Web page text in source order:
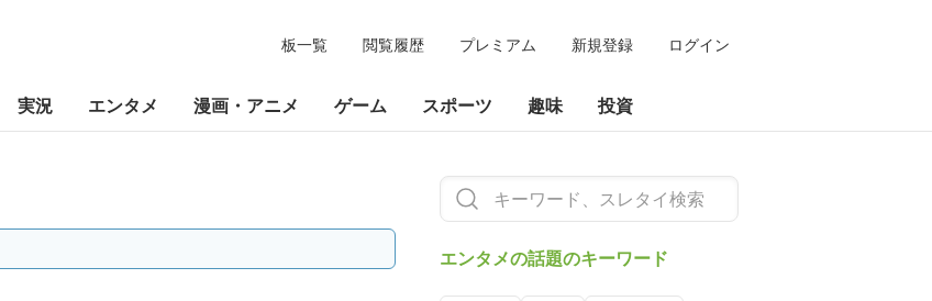
板一覧 閲覧履歴 プレミアム 新規登録 ログイン
実況 エンタメ 漫画・アニメ ゲーム スポーツ 趣味 投資
エンタメの話題のキーワード